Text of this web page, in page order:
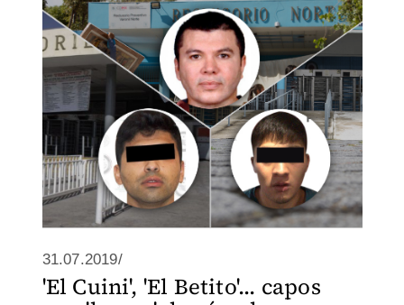
31.07.2019/
'El Cuini', 'El Betito'... capos